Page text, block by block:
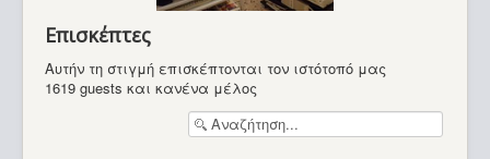
Υπολογιστές
Επισκέπτες
Αυτήν τη στιγμή επισκέπτονται τον ιστότοπό μας
1619 guests και κανένα μέλος